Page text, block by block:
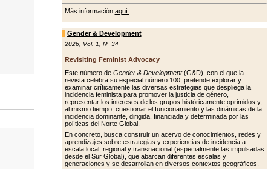
Más información aquí.
Gender & Development
2026, Vol. 1 Nº 34
Revisiting Feminist Advocacy
Este número de Gender & Development(G&D), con el que la
revista celebra su especial número 100, pretende explorar y
examinar críticamente las diversas estrategias que despliega la
incidencia feminista para promover la justicia de género,
representar los intereses de los grupos históricamente oprimidos y,
al mismo tiempo, cuestionar el funcionamiento y las dinámicas de la
incidencia dominante, dirigida, financiada y determinada por las
políticas del Norte Global.
En concreto, busca construir un acervo de conocimientos, redes y
aprendizajes sobre estrategias y experiencias de incidencia a
escala local, regional y transnacional (especialmente las impulsadas
desde el Sur Global), que abarcan diferentes escalas y
generaciones y se desarrollan en diversos contextos geográficos.